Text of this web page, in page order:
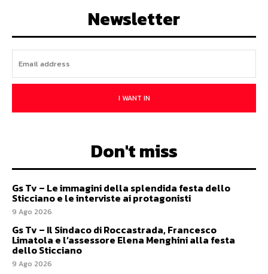
Newsletter
I WANT IN
Don't miss
Gs Tv – Le immagini della splendida festa dello
Sticciano e le interviste ai protagonisti
9 Ago 2026
Gs Tv – Il Sindaco di Roccastrada, Francesco
Limatola e l’assessore Elena Menghini alla festa
dello Sticciano
9 Ago 2026